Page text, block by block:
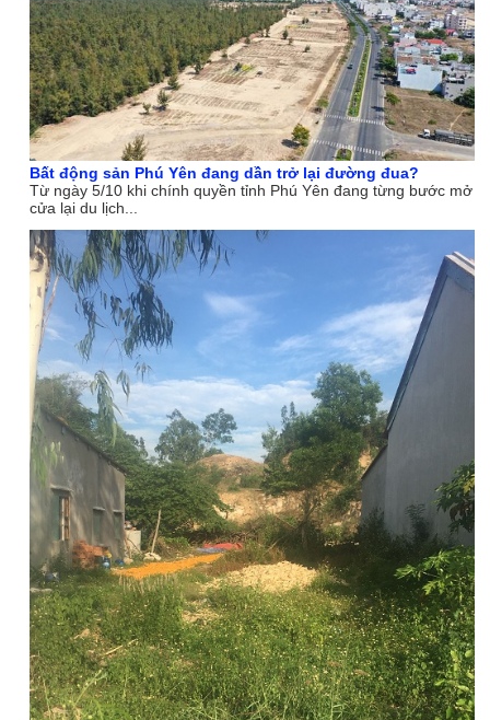
Bất động sản Phú Yên đang dần trở lại đường đua?
Từ ngày 5/10 khi chính quyền tỉnh Phú Yên đang từng bước mở
cửa lại du lịch...